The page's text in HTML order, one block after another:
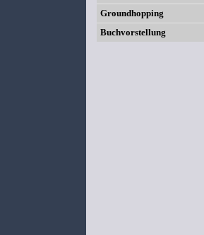
Groundhopping
Buchvorstellung